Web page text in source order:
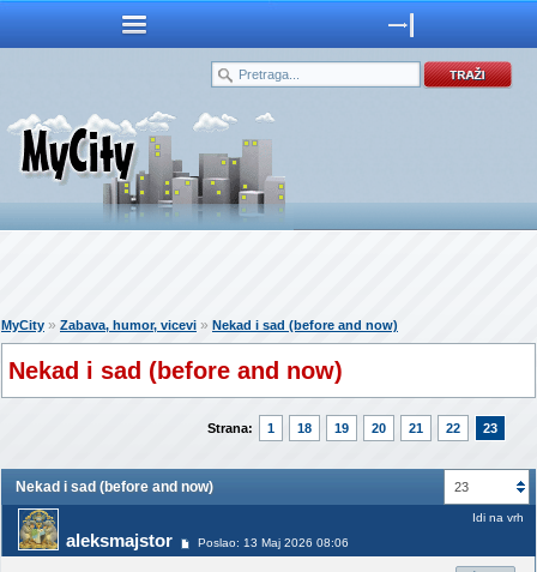
MyCity » Zabava, humor, vicevi » Nekad i sad (before and now)
Nekad i sad (before and now)
Strana: 1 18 19 20 21 22 23
23
Nekad i sad (before and now)
aleksmajstor Poslao: 13 Maj 2026 08:06
Idi na vrh